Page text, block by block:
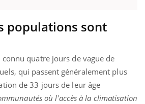
populations sont
quatre jours de vague de
qui passent généralement plus
de 33 jours de leur âge
où l'accès à la climatisation